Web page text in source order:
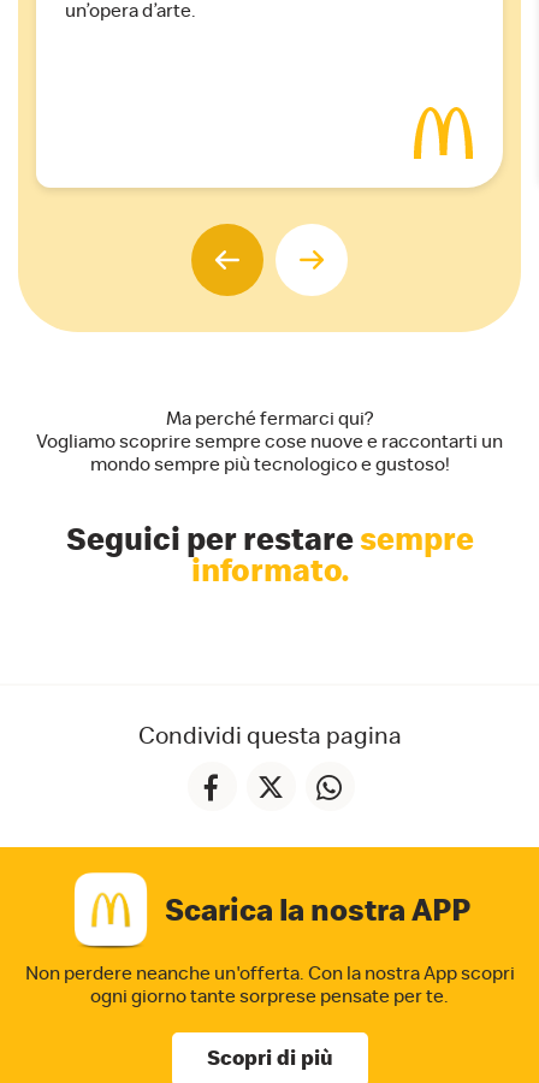
un’opera d’arte.
Ma perché fermarci qui?
Vogliamo scoprire sempre cose nuove e raccontarti un
mondo sempre più tecnologico e gustoso!
Seguici per restare sempre
informato.
Condividi questa pagina
Scarica la nostra APP
Non perdere neanche un'offerta. Con la nostra App scopri
ogni giorno tante sorprese pensate per te.
Scopri di più